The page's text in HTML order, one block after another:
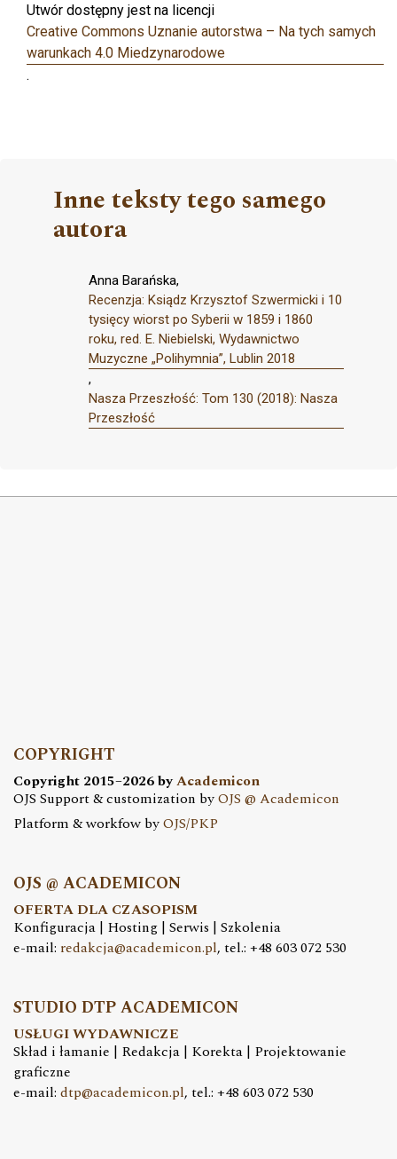
Utwór dostępny jest na licencji
Creative Commons Uznanie autorstwa – Na tych samych
warunkach 4.0 Miedzynarodowe
.
Inne teksty tego samego
autora
Anna Barańska,
Recenzja: Ksiądz Krzysztof Szwermicki i 10
tysięcy wiorst po Syberii w 1859 i 1860
roku, red. E. Niebielski, Wydawnictwo
Muzyczne „Polihymnia”, Lublin 2018
,
Nasza Przeszłość: Tom 130 (2018): Nasza
Przeszłość
COPYRIGHT
Copyright 2015–2026 byAcademicon
OJS Support & customization byOJS @ Academicon
Platform & workfow byOJS/PKP
OJS @ ACADEMICON
OFERTA DLA CZASOPISM
Konfiguracja | Hosting | Serwis | Szkolenia
e-mail: redakcja@academicon.pl, tel.: +48 603 072 530
STUDIO DTP ACADEMICON
USŁUGI WYDAWNICZE
Skład i łamanie | Redakcja | Korekta | Projektowanie
graficzne
e-mail: dtp@academicon.pl, tel.: +48 603 072 530